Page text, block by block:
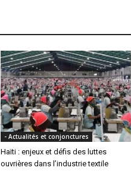
- Actualités et conjonctures
Haïti : enjeux et défis des luttes
ouvrières dans l’industrie textile